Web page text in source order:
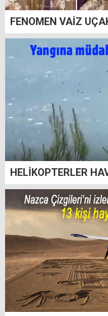
FENOMEN VAİZ
HELİKOPTERLER